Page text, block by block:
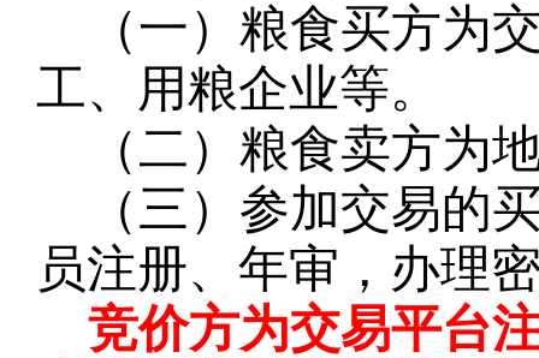
（一）粮食买方为
工、用粮企业等。
（二）粮食卖方为
（三）参加交易的
员注册、年审，办理
竞价方为交易平台